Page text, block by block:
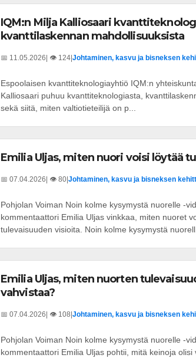
IQM:n Milja Kalliosaari
kvanttilaskennan mahdollisuuksista
📅 11.05.2026 | 👁️ 124 Johtaminen, kasvu ja bisneksen
Espoolaisen kvanttiteknologiayhtiö IQM:n
Kalliosaari puhuu kvanttiteknologiasta,
sekä siitä, miten valtiotieteilijä on p...
Emilia Uljas, miten nuori voisi löytää
📅 07.04.2026 | 👁️ 80 Johtaminen, kasvu ja bisneksen
Pohjolan Voiman Noin kolme kysymystä nuorelle -
kommentaattori Emilia Uljas vinkkaa, miten nuoret
tulevaisuuden visioita. Noin kolme kysymystä
Emilia Uljas, miten nuorten
vahvistaa?
📅 07.04.2026 | 👁️ 108 Johtaminen, kasvu ja bisneksen
Pohjolan Voiman Noin kolme kysymystä nuorelle -
kommentaattori Emilia Uljas pohtii, mitä keinoja olisi